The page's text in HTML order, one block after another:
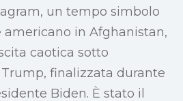
un tempo simbolo
in Afghanistan,
caotica sotto
Trump, finalizzata durante
Biden. È stato il